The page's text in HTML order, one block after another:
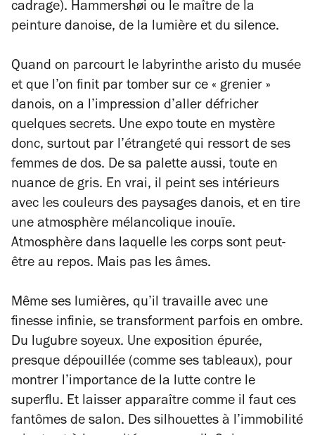
cadrage). Hammershøi ou le maître de la
peinture danoise, de la lumière et du silence.
Quand on parcourt le labyrinthe aristo du musée
et que l’on finit par tomber sur ce « grenier »
danois, on a l’impression d’aller défricher
quelques secrets. Une expo toute en mystère
donc, surtout par l’étrangeté qui ressort de ses
femmes de dos. De sa palette aussi, toute en
nuance de gris. En vrai, il peint ses intérieurs
avec les couleurs des paysages danois, et en tire
une atmosphère mélancolique inouïe.
Atmosphère dans laquelle les corps sont peut-
être au repos. Mais pas les âmes.
Même ses lumières, qu’il travaille avec une
finesse infinie, se transforment parfois en ombre.
Du lugubre soyeux. Une exposition épurée,
presque dépouillée (comme ses tableaux), pour
montrer l’importance de la lutte contre le
superflu. Et laisser apparaître comme il faut ces
fantômes de salon. Des silhouettes à l’immobilité